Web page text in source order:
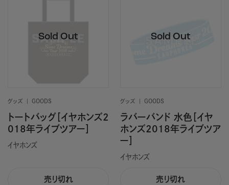
グッズ GOODS
トートバッグ［イヤホンズ2
018年ライブツアー］
イヤホンズ
売り切れ
グッズ GOODS
ラバーバンド 水色［イヤ
ホンズ2018年ライブツア
ー］
イヤホンズ
売り切れ